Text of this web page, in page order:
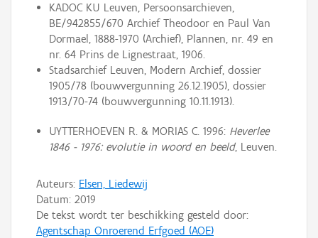
KADOC KU Leuven, Persoonsarchieven,
BE/942855/670 Archief Theodoor en Paul Van
Dormael, 1888-1970 (Archief), Plannen, nr. 49 en
nr. 64 Prins de Lignestraat, 1906.
Stadsarchief Leuven, Modern Archief, dossier
1905/78 (bouwvergunning 26.12.1905), dossier
1913/70-74 (bouwvergunning 10.11.1913).
UYTTERHOEVEN R. & MORIAS C. 1996: Heverlee
1846 - 1976: evolutie in woord en beeld, Leuven.
Auteurs: Elsen, Liedewij
Datum: 2019
De tekst wordt ter beschikking gesteld door:
Agentschap Onroerend Erfgoed (AOE)